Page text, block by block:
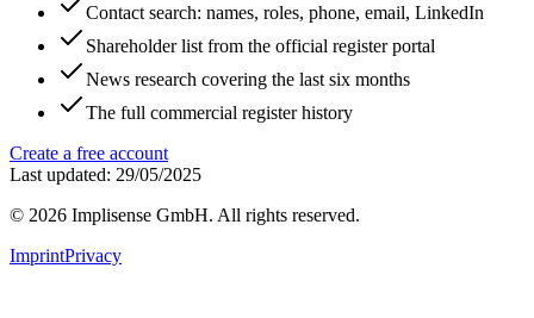
Contact search: names, roles, phone, email, LinkedIn
Shareholder list from the official register portal
News research covering the last six months
The full commercial register history
Create a free account
Last updated: 29/05/2025
© 2026 Implisense GmbH. All rights reserved.
ImprintPrivacy